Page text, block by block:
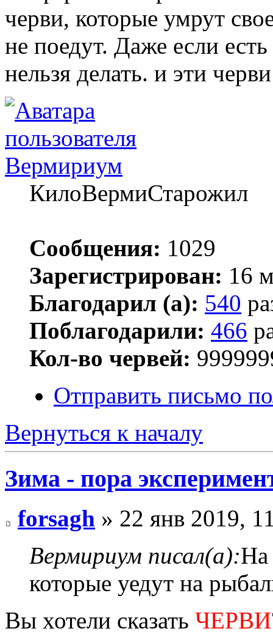
черви, которые умрут
не поедут. Даже если
нельзя делать. и эти
Вермириум
КилоВермиСтарожил
Сообщения: 1029
Зарегистрирован: 16
Благодарил (а): 540
Поблагодарили: 466
Кол-во червей:
Отправить письмо
Вернуться к началу
Зима - пора
forsagh » 22 янв 2019,
Вермириум писал(а):На
которые уедут на
Вы хотели сказать ЧЕРВИ